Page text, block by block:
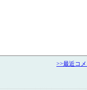
>>最近コ